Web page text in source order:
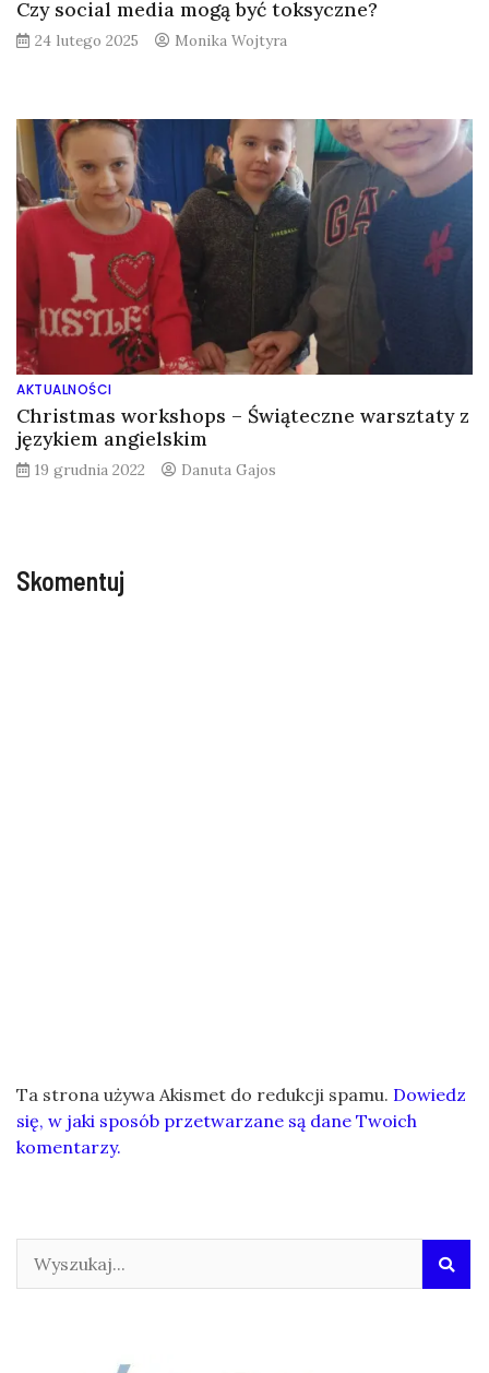
Czy social media mogą być toksyczne?
24 lutego 2025 Monika Wojtyra
AKTUALNOŚCI
Christmas workshops – Świąteczne warsztaty z
językiem angielskim
19 grudnia 2022 Danuta Gajos
Skomentuj
Ta strona używa Akismet do redukcji spamu. Dowiedz
się, w jaki sposób przetwarzane są dane Twoich
komentarzy.